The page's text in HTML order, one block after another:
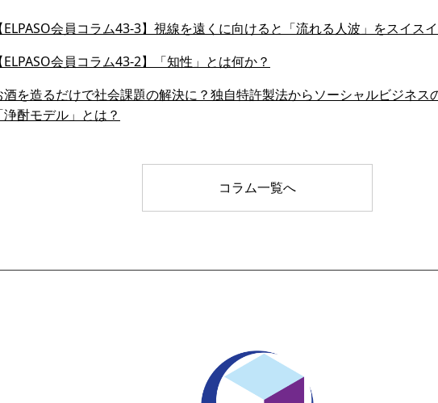
【ELPASO会員コラム43-3】視線を遠くに向けると「流れる人波」をスイス
【ELPASO会員コラム43-2】「知性」とは何か？
酒を造るだけで社会課題の解決に？独自特許製法からソーシャルビジネ
浄酎モデル」とは？
コラム一覧へ